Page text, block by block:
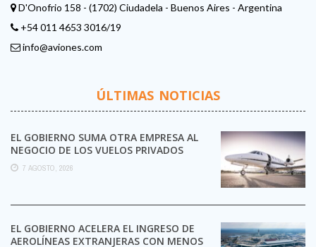
D'Onofrio 158 - (1702) Ciudadela - Buenos Aires - Argentina
+54 011 4653 3016/19
info@aviones.com
ÚLTIMAS NOTICIAS
EL GOBIERNO SUMA OTRA EMPRESA AL
NEGOCIO DE LOS VUELOS PRIVADOS
7 AGOSTO, 2026
EL GOBIERNO ACELERA EL INGRESO DE
AEROLÍNEAS EXTRANJERAS CON MENOS